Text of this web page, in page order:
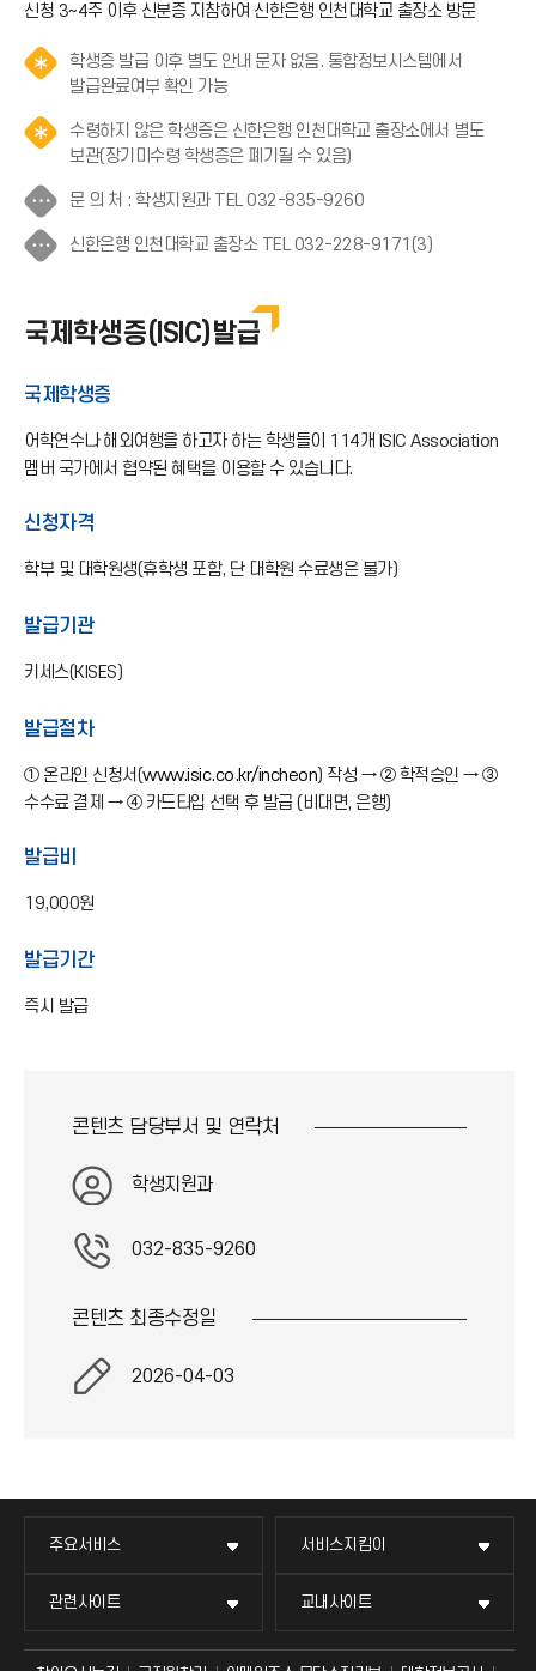
신청 3~4주 이후 신분증 지참하여 신한은행 인천대학교 출장소 방문
학생증 발급 이후 별도 안내 문자 없음. 통합정보시스템에서
발급완료여부 확인 가능알
(
*
이
콘
수령하지 않은 학생증은 신한은행 인천대학교 출장소에서 별도
보관(장기미수령 학생증은 폐기될 수 있음)알
(
아
문 의 처 : 학생지원과 TEL 032-835-9260·
·
신한은행 인천대학교 출장소 TEL 032-228-9171(3)·
국제학생증(ISIC)발급
국제학생증
어학연수나 해외여행을 하고자 하는 학생들이 114개 ISIC Association
멤버 국가에서 협약된 혜택을 이용할 수 있습니다.
신청자격
학부 및 대학원생(휴학생 포함, 단 대학원 수료생은 불가)
발급기관
키세스(KISES)
발급절차
① 온라인 신청서(www.isic.co.kr/incheon) 작성 → ② 학적승인 → ③
수수료 결제 → ④ 카드타입 선택 후 발급 (비대면, 은행)
발급비
19,000원
발급기간
즉시 발급
콘텐츠 담당부서 및 연락처
학생지원과
032-835-9260
콘텐츠 최종수정일
2026-04-03
주요서비스 서비스지킴이
관련사이트 교내사이트